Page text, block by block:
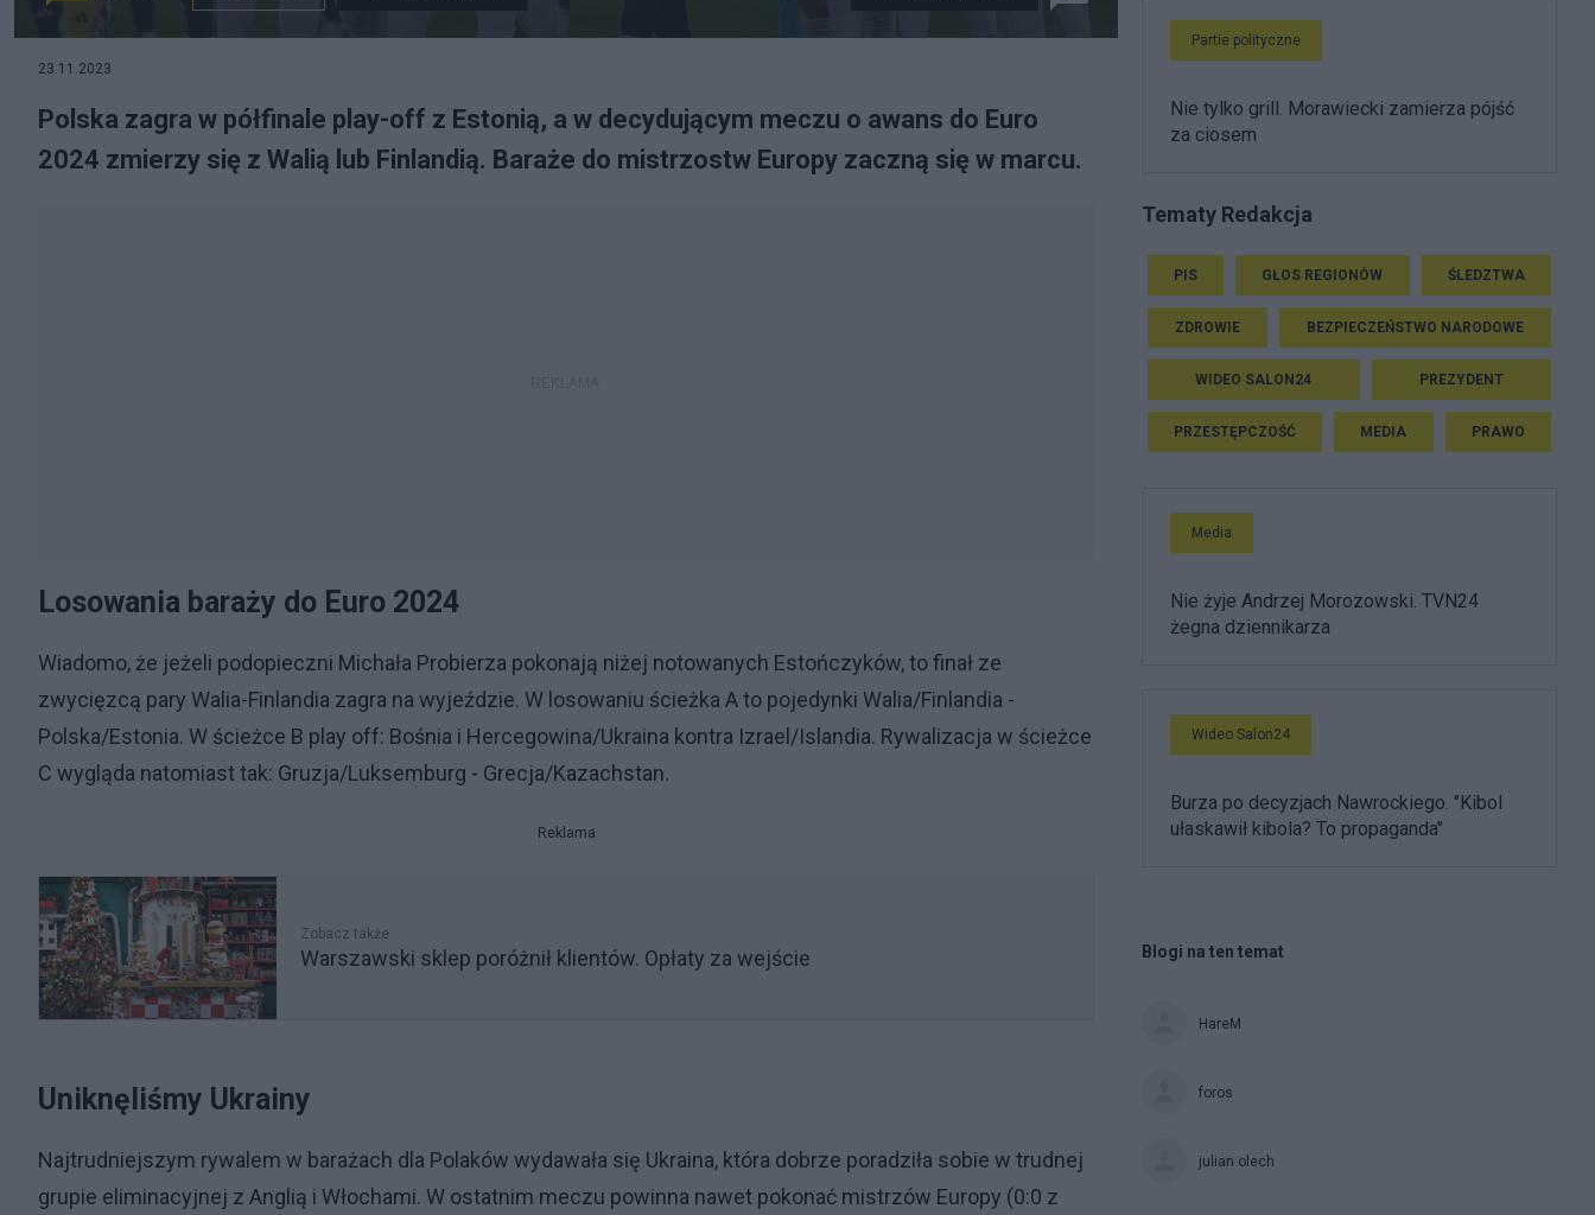
23.11.2023
Polska zagra w półfinale play-off z Estonią, a w decydującym meczu o awans do Euro
2024 zmierzy się z Walią lub Finlandią. Baraże do mistrzostw Europy zaczną się w marcu.
Losowania baraży do Euro 2024
Wiadomo, że jeżeli podopieczni Michała Probierza pokonają niżej notowanych Estończyków, to finał ze
zwycięzcą pary Walia-Finlandia zagra na wyjeździe. W losowaniu ścieżka A to pojedynki Walia/Finlandia -
Polska/Estonia. W ścieżce B play off: Bośnia i Hercegowina/Ukraina kontra Izrael/Islandia. Rywalizacja w ścieżce
C wygląda natomiast tak: Gruzja/Luksemburg - Grecja/Kazachstan.
Reklama
Zobacz także
Warszawski sklep poróżnił klientów. Opłaty za wejście
Uniknęliśmy Ukrainy
Najtrudniejszym rywalem w barażach dla Polaków wydawała się Ukraina, która dobrze poradziła sobie w trudnej
grupie eliminacyjnej z Anglią i Włochami. W ostatnim meczu powinna nawet pokonać mistrzów Europy (0:0 z
Partie polityczne
Nie tylko grill. Morawiecki zamierza pójść
za ciosem
Tematy Redakcja
PIS GŁOS REGIONÓW ŚLEDZTWA
ZDROWIE BEZPIECZEŃSTWO NARODOWE
WIDEO SALON24 PREZYDENT
PRZESTĘPCZOŚĆ MEDIA PRAWO
Media
Nie żyje Andrzej Morozowski. TVN24
żegna dziennikarza
Wideo Salon24
Burza po decyzjach Nawrockiego. "Kibol
ułaskawił kibola? To propaganda"
Blogi na ten temat
HareM
foros
julian olech